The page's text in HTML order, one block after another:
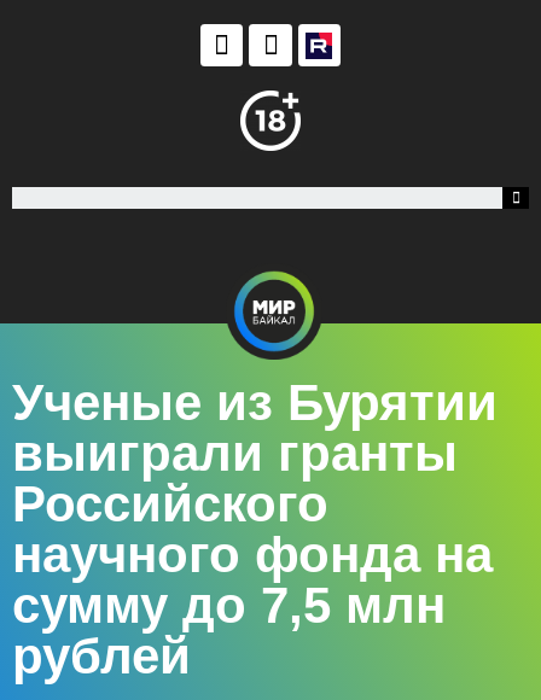
Ученые из Бурятии
выиграли гранты
Российского
научного фонда на
сумму до 7,5 млн
рублей